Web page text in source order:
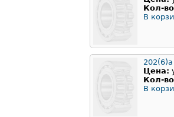
Кол-
В
202(6)а
Цена:
Кол-
В